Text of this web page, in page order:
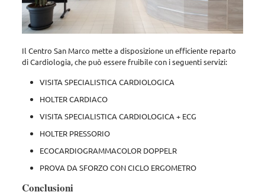
Il Centro San Marco mette a disposizione un efficiente reparto
di Cardiologia, che può essere fruibile con i seguenti servizi:
VISITA SPECIALISTICA CARDIOLOGICA
HOLTER CARDIACO
VISITA SPECIALISTICA CARDIOLOGICA + ECG
HOLTER PRESSORIO
ECOCARDIOGRAMMACOLOR DOPPELR
PROVA DA SFORZO CON CICLO ERGOMETRO
Conclusioni